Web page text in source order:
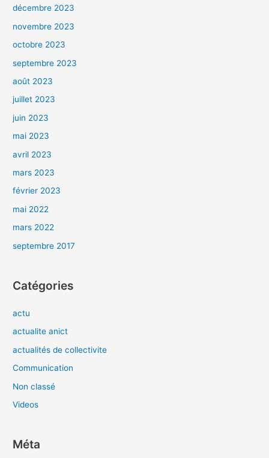
décembre 2023
novembre 2023
octobre 2023
septembre 2023
août 2023
juillet 2023
juin 2023
mai 2023
avril 2023
mars 2023
février 2023
mai 2022
mars 2022
septembre 2017
Catégories
actu
actualite anict
actualités de collectivite
Communication
Non classé
Videos
Méta